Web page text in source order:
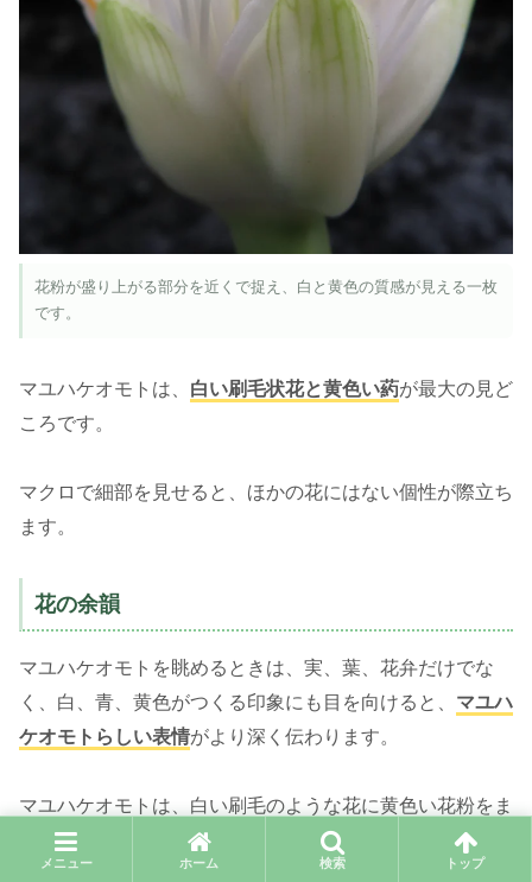
花粉が盛り上がる部分を近くで捉え、白と黄色の質感が見える一枚
です。
マユハケオモトは、 白い刷毛状花と黄色い葯が最大の見ど
ころです。
マクロで細部を見せると、ほかの花にはない個性が際立ち
ます。
花の余韻
マユハケオモトを眺めるときは、実、葉、花弁だけでな
く、白、青、黄色がつくる印象にも目を向けると、 マユハ
ケオモトらしい表情がより深く伝わります。
マユハケオモトは、白い刷毛のような花に黄色い花粉をま
とわせる個性的な球根植物です。 写真では、花から実へ
移る時間の流れまで一緒に眺めることで、秋や季節の中に
メニュー ホーム 検索 トップ